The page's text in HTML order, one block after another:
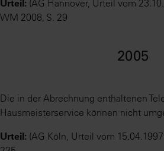
Urteil: (AG Hannover, Urteil vom
WM 2008, S. 29
2005
Die in der Abrechnung enthaltenen
Hausmeisterservice können nicht
Urteil: (AG Köln, Urteil vom